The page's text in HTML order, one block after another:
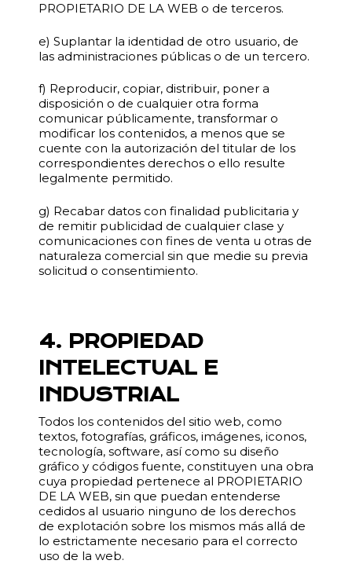
PROPIETARIO DE LA WEB o de terceros.
e) Suplantar la identidad de otro usuario, de
las administraciones públicas o de un tercero.
f) Reproducir, copiar, distribuir, poner a
disposición o de cualquier otra forma
comunicar públicamente, transformar o
modificar los contenidos, a menos que se
cuente con la autorización del titular de los
correspondientes derechos o ello resulte
legalmente permitido.
g) Recabar datos con finalidad publicitaria y
de remitir publicidad de cualquier clase y
comunicaciones con fines de venta u otras de
naturaleza comercial sin que medie su previa
solicitud o consentimiento.
4. PROPIEDAD
INTELECTUAL E
INDUSTRIAL
Todos los contenidos del sitio web, como
textos, fotografías, gráficos, imágenes, iconos,
tecnología, software, así como su diseño
gráfico y códigos fuente, constituyen una obra
cuya propiedad pertenece al PROPIETARIO
DE LA WEB, sin que puedan entenderse
cedidos al usuario ninguno de los derechos
de explotación sobre los mismos más allá de
lo estrictamente necesario para el correcto
uso de la web.